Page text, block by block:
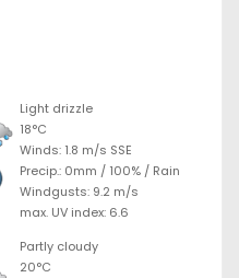
Light drizzle
18°C
Winds: 1.8 m/s SSE
Precip.: 0mm / 100% / Rain
Windgusts: 9.2 m/s
max. UV index: 6.6
Partly cloudy
20°C